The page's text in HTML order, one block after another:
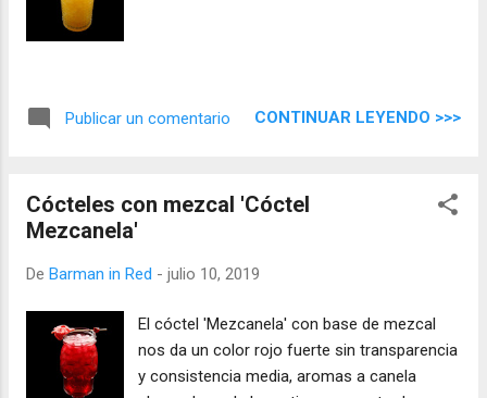
Publicar un comentario CONTINUAR LEYENDO >>>
Cócteles con mezcal 'Cóctel
Mezcanela'
De Barman in Red - julio 10, 2019
El cóctel 'Mezcanela' con base de mezcal
nos da un color rojo fuerte sin transparencia
y consistencia media, aromas a canela